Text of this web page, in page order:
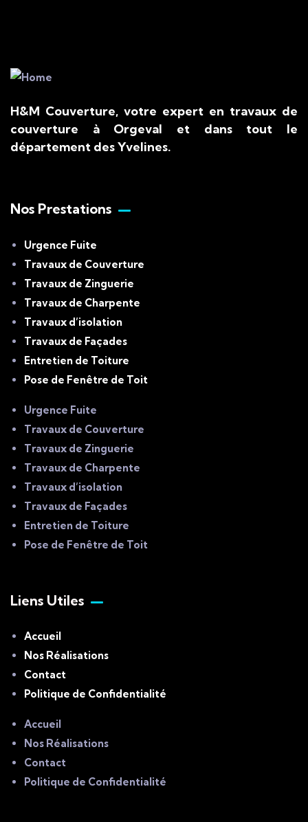
H&M Couverture, votre expert en travaux de
couverture à Orgeval et dans tout le
département des Yvelines.
Nos Prestations
Urgence Fuite
Travaux de Couverture
Travaux de Zinguerie
Travaux de Charpente
Travaux d’isolation
Travaux de Façades
Entretien de Toiture
Pose de Fenêtre de Toit
Urgence Fuite
Travaux de Couverture
Travaux de Zinguerie
Travaux de Charpente
Travaux d’isolation
Travaux de Façades
Entretien de Toiture
Pose de Fenêtre de Toit
Liens Utiles
Accueil
Nos Réalisations
Contact
Politique de Confidentialité
Accueil
Nos Réalisations
Contact
Politique de Confidentialité